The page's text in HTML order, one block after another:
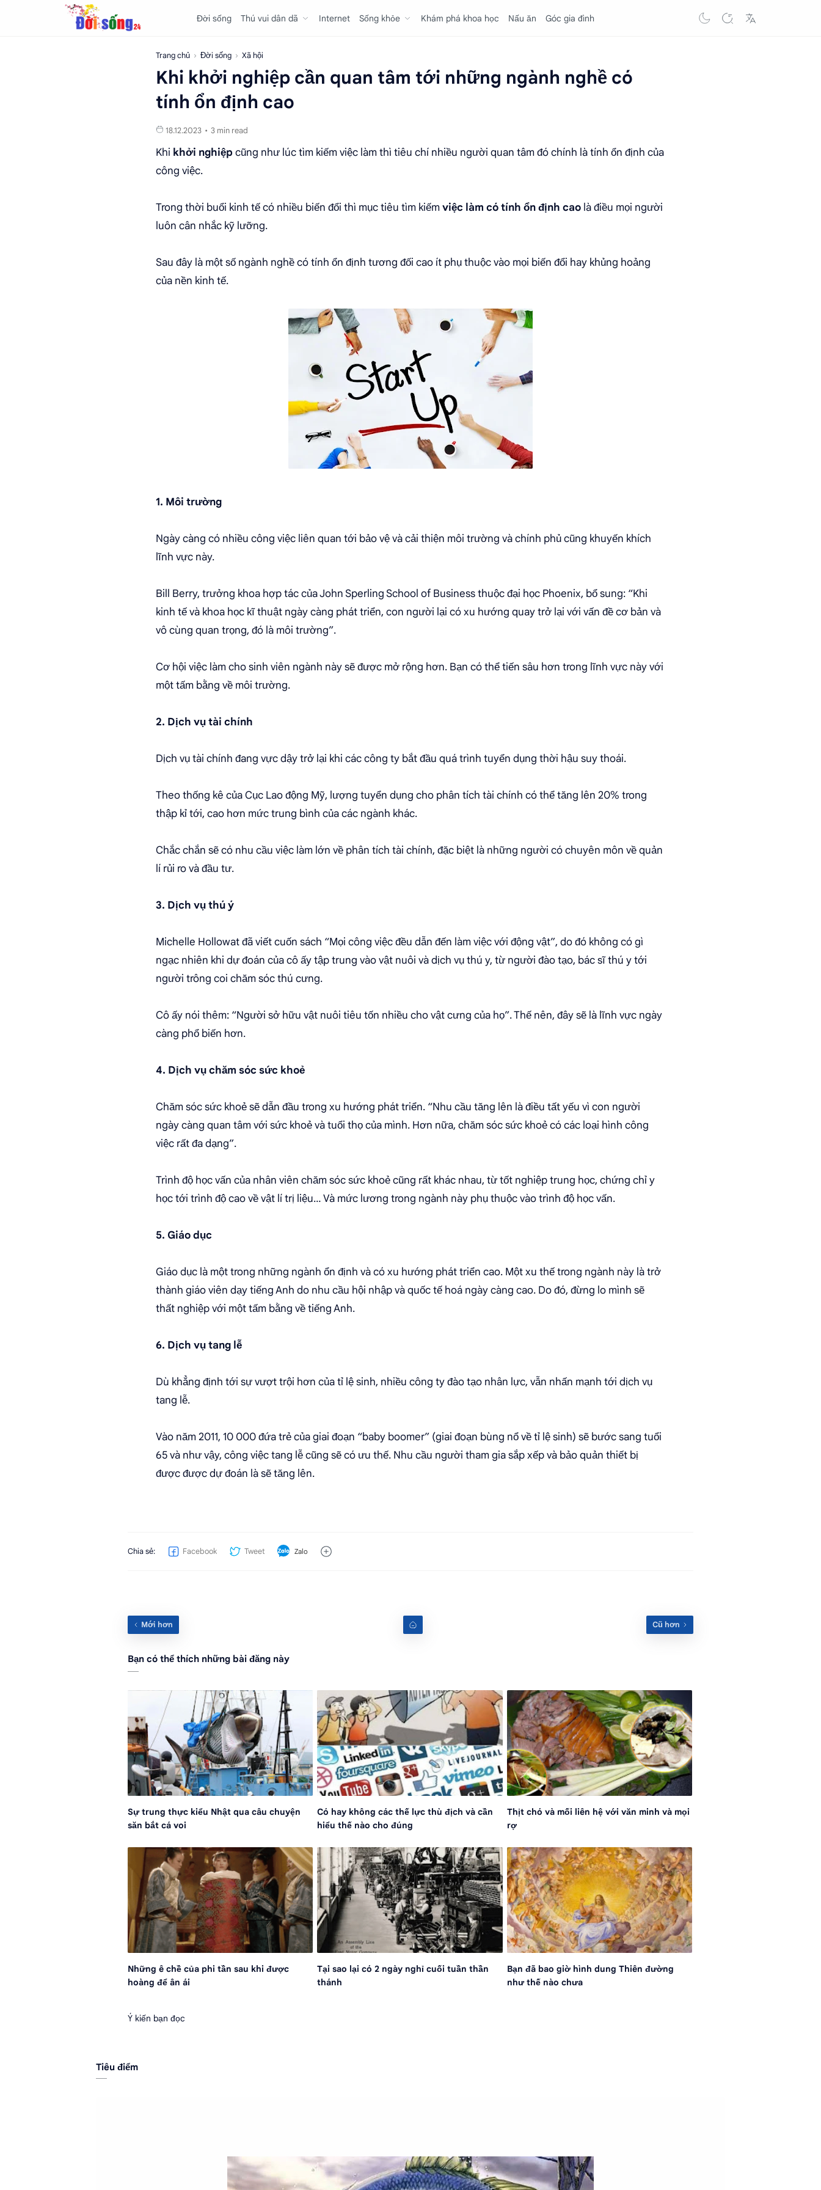
Đời sống Thú vui dân dã Internet Sống khỏe Khám phá khoa học Nấu ăn Góc gia đình
Trang chủ Đời sống Xã hội
Khi khởi nghiệp cần quan tâm tới những ngành nghề có
tính ổn định cao
3 min read
Khi khởi nghiệp cũng như lúc tìm kiếm việc làm thì tiêu chí nhiều người quan tâm đó chính là tính ổn định của
công việc.
Trong thời buổi kinh tế có nhiều biến đổi thì mục tiêu tìm kiếmviệc làm có tính ổn định cao là điều mọi người
luôn cân nhắc kỹ lưỡng.
Sau đây là một số ngành nghề có tính ổn định tương đối cao ít phụ thuộc vào mọi biến đổi hay khủng hoảng
của nền kinh tế.
1. Môi trường
Ngày càng có nhiều công việc liên quan tới bảo vệ và cải thiện môi trường và chính phủ cũng khuyến khích
lĩnh vực này.
Bill Berry, trưởng khoa hợp tác của John Sperling School of Business thuộc đại học Phoenix, bổ sung: “Khi
kinh tế và khoa học kĩ thuật ngày càng phát triển, con người lại có xu hướng quay trở lại với vấn đề cơ bản và
vô cùng quan trọng, đó là môi trường”.
Cơ hội việc làm cho sinh viên ngành này sẽ được mở rộng hơn. Bạn có thể tiến sâu hơn trong lĩnh vực này với
một tấm bằng về môi trường.
2. Dịch vụ tài chính
Dịch vụ tài chính đang vực dậy trở lại khi các công ty bắt đầu quá trình tuyển dụng thời hậu suy thoái.
Theo thống kê của Cục Lao động Mỹ, lượng tuyển dụng cho phân tích tài chính có thể tăng lên 20% trong
thập kỉ tới, cao hơn mức trung bình của các ngành khác.
Chắc chắn sẽ có nhu cầu việc làm lớn về phân tích tài chính, đặc biệt là những người có chuyên môn về quản
lí rủi ro và đầu tư.
3. Dịch vụ thú ý
Michelle Hollowat đã viết cuốn sách “Mọi công việc đều dẫn đến làm việc với động vật”, do đó không có gì
ngạc nhiên khi dự đoán của cô ấy tập trung vào vật nuôi và dịch vụ thú y, từ người đào tạo, bác sĩ thú y tới
người trông coi chăm sóc thú cưng.
Cô ấy nói thêm: “Người sở hữu vật nuôi tiêu tốn nhiều cho vật cưng của họ”. Thế nên, đây sẽ là lĩnh vực ngày
càng phổ biến hơn.
4. Dịch vụ chăm sóc sức khoẻ
Chăm sóc sức khoẻ sẽ dẫn đầu trong xu hướng phát triển. “Nhu cầu tăng lên là điều tất yếu vì con người
ngày càng quan tâm với sức khoẻ và tuổi thọ của mình. Hơn nữa, chăm sóc sức khoẻ có các loại hình công
việc rất đa dạng”.
Trình độ học vấn của nhân viên chăm sóc sức khoẻ cũng rất khác nhau, từ tốt nghiệp trung học, chứng chỉ y
học tới trình độ cao về vật lí trị liệu… Và mức lương trong ngành này phụ thuộc vào trình độ học vấn.
5. Giáo dục
Giáo dục là một trong những ngành ổn định và có xu hướng phát triển cao. Một xu thế trong ngành này là trở
thành giáo viên dạy tiếng Anh do nhu cầu hội nhập và quốc tế hoá ngày càng cao. Do đó, đừng lo mình sẽ
thất nghiệp với một tấm bằng về tiếng Anh.
6. Dịch vụ tang lễ
Dù khẳng định tới sự vượt trội hơn của tỉ lệ sinh, nhiều công ty đào tạo nhân lực, vẫn nhấn mạnh tới dịch vụ
tang lễ.
Vào năm 2011, 10 000 đứa trẻ của giai đoạn “baby boomer” (giai đoạn bùng nổ về tỉ lệ sinh) sẽ bước sang tuổi
65 và như vậy, công việc tang lễ cũng sẽ có ưu thế. Nhu cầu người tham gia sắp xếp và bảo quản thiết bị
được được dự đoán là sẽ tăng lên.
Zalo
Bạn có thể thích những bài đăng này
Sự trung thực kiểu Nhật qua câu chuyện
săn bắt cá voi
Có hay không các thế lực thù địch và cần
hiểu thế nào cho đúng
Thịt chó và mối liên hệ với văn minh và mọi
rợ
Những ê chề của phi tần sau khi được
hoàng để ân ái
Tại sao lại có 2 ngày nghỉ cuối tuần thần
thánh
Bạn đã bao giờ hình dung Thiên đường
như thế nào chưa
Ý kiến bạn đọc
Tiêu điểm